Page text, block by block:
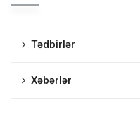
Tədbirlər
Xəbərlər